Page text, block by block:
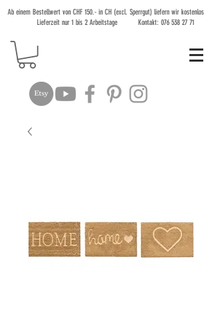
Ab einem Bestellwert von CHF 150.- in CH (excl. Sperrgut) liefern wir kostenlos
Lieferzeit nur 1 bis 2 Arbeitstage Kontakt: 076 538 27 71